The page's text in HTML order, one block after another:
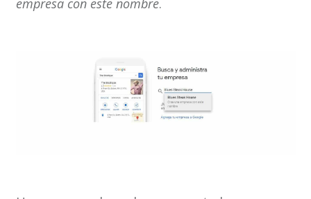
empresa con este nombre.